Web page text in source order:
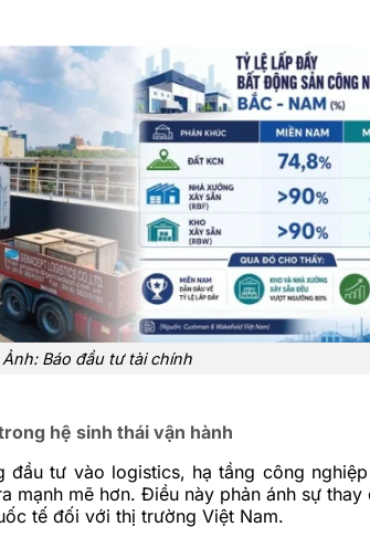
Ảnh: Báo đầu tư tài chính
hệ sinh thái vận hành
đầu tư vào logistics, hạ tầng công
mạnh mẽ hơn. Điều này phản ánh sự thay
tế đối với thị trường Việt Nam.